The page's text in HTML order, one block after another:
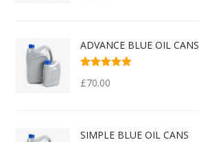
ADVANCE BLUE OIL CANS
5.00de 5
£70.00
SIMPLE BLUE OIL CANS